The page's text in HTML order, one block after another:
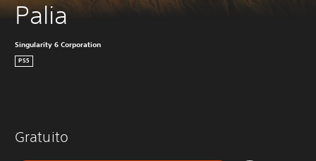
Palia
Singularity 6 Corporation
PS5
Gratuito